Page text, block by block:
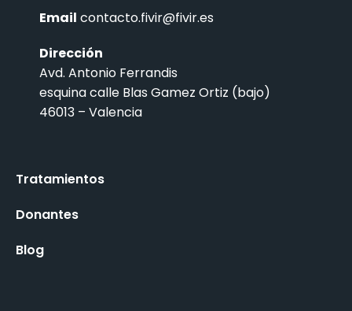
Email contacto.fivir@fivir.es
Dirección
Avd. Antonio Ferrandis
esquina calle Blas Gamez Ortiz (bajo)
46013 – Valencia
Tratamientos
Donantes
Blog